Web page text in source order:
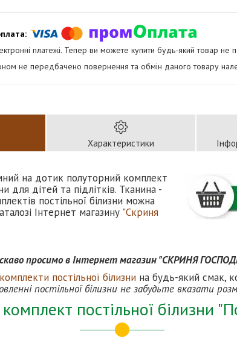
платежі. Тепер ви можете купити будь-який товар не
не передбачено повернення та обмін даного товару
Характеристики
на дотик полуторний комплект
для дітей та підлітків. Тканина -
постільної білизни можна
Інтернет магазину "Скриня
просимо в Інтернет магазин "СКРИНЯ
комплекти постільної білизни на будь-який смак,
постільної білизни не забудьте вказати
постільної білизни